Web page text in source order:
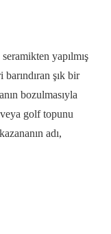
yapılmış
şık bir
bozulmasıyla
golf topunu
adı,